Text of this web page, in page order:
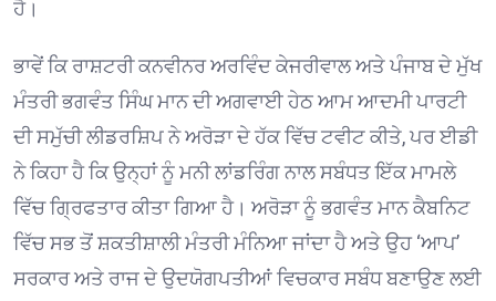
ਹੈ।
ਭਾਵੇਂ ਕਿ ਰਾਸ਼ਟਰੀ ਕਨਵੀਨਰ ਅਰਵਿੰਦ ਕੇਜਰੀਵਾਲ ਅਤੇ ਪੰਜਾਬ ਦੇ ਮੁੱਖ
ਮੰਤਰੀ ਭਗਵੰਤ ਸਿੰਘ ਮਾਨ ਦੀ ਅਗਵਾਈ ਹੇਠ ਆਮ ਆਦਮੀ ਪਾਰਟੀ
ਦੀ ਸਮੁੱਚੀ ਲੀਡਰਸ਼ਿਪ ਨੇ ਅਰੋੜਾ ਦੇ ਹੱਕ ਵਿੱਚ ਟਵੀਟ ਕੀਤੇ, ਪਰ ਈਡੀ
ਨੇ ਕਿਹਾ ਹੈ ਕਿ ਉਨ੍ਹਾਂ ਨੂੰ ਮਨੀ ਲਾਂਡਰਿੰਗ ਨਾਲ ਸਬੰਧਤ ਇੱਕ ਮਾਮਲੇ
ਵਿੱਚ ਗ੍ਰਿਫਤਾਰ ਕੀਤਾ ਗਿਆ ਹੈ। ਅਰੋੜਾ ਨੂੰ ਭਗਵੰਤ ਮਾਨ ਕੈਬਨਿਟ
ਵਿੱਚ ਸਭ ਤੋਂ ਸ਼ਕਤੀਸ਼ਾਲੀ ਮੰਤਰੀ ਮੰਨਿਆ ਜਾਂਦਾ ਹੈ ਅਤੇ ਉਹ ‘ਆਪ’
ਸਰਕਾਰ ਅਤੇ ਰਾਜ ਦੇ ਉਦਯੋਗਪਤੀਆਂ ਵਿਚਕਾਰ ਸਬੰਧ ਬਣਾਉਣ ਲਈ